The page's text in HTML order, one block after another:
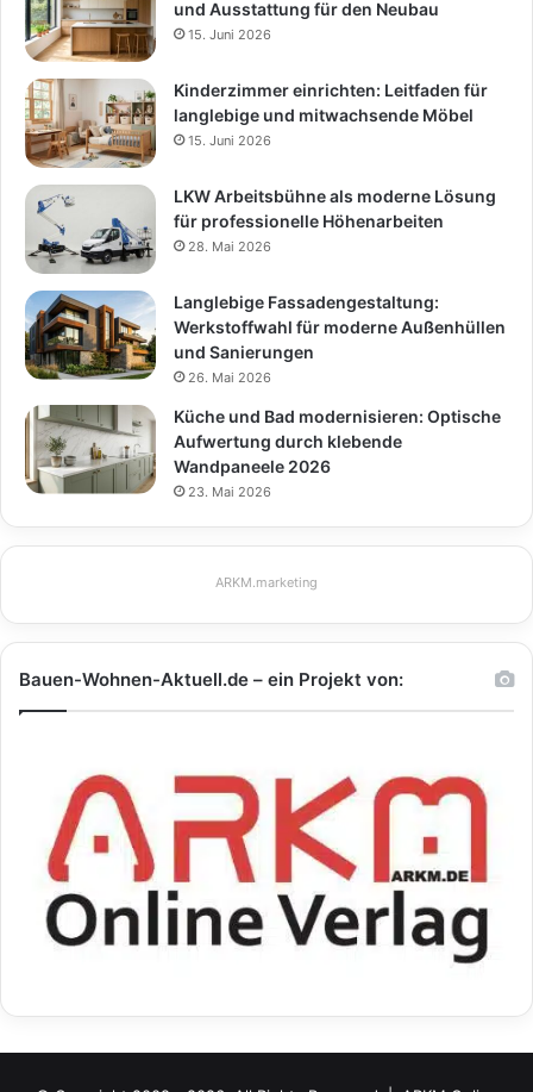
und Ausstattung für den Neubau
15. Juni 2026
Kinderzimmer einrichten: Leitfaden für
langlebige und mitwachsende Möbel
15. Juni 2026
LKW Arbeitsbühne als moderne Lösung
für professionelle Höhenarbeiten
28. Mai 2026
Langlebige Fassadengestaltung:
Werkstoffwahl für moderne Außenhüllen
und Sanierungen
26. Mai 2026
Küche und Bad modernisieren: Optische
Aufwertung durch klebende
Wandpaneele 2026
23. Mai 2026
ARKM.marketing
Bauen-Wohnen-Aktuell.de – ein Projekt von: